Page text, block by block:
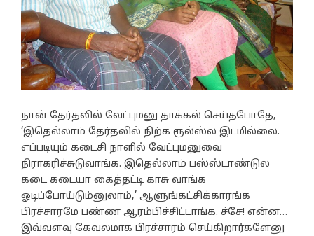
நான் தேர்தலில் வேட்புமனு தாக்கல் செய்தபோதே,
‘இதெல்லாம் தேர்தலில் நிற்க ரூல்ஸ்ல இடமில்லை.
எப்படியும் கடைசி நாளில் வேட்புமனுவை
நிராகரிச்சுடுவாங்க. இதெல்லாம் பஸ்ஸ்டாண்டுல
கடை கடையா கைத்தட்டி காசு வாங்க
ஓடிப்போய்டும்னுலாம்,’ ஆளுங்கட்சிக்காரங்க
பிரச்சாரமே பண்ண ஆரம்பிச்சிட்டாங்க. ச்சே! என்ன…
இவ்வளவு கேவலமாக பிரச்சாரம் செய்கிறார்களேனு